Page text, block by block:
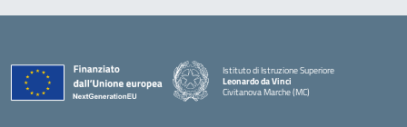
Istituto di Istruzione Superiore
Leonardo da Vinci
Civitanova Marche (MC)